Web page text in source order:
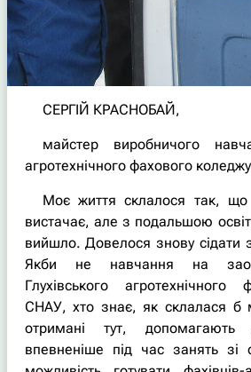
СЕРГІЙ КРАСНОБАЙ,
майстер виробничого
агротехнічного фахового
Моє життя склалося так, що
вистачає, але з подальшою
вийшло. Довелося знову сідати
Якби не навчання на
Глухівського агротехнічного
СНАУ, хто знає, як склалася б
отримані тут, допомагають
впевненіше під час занять зі